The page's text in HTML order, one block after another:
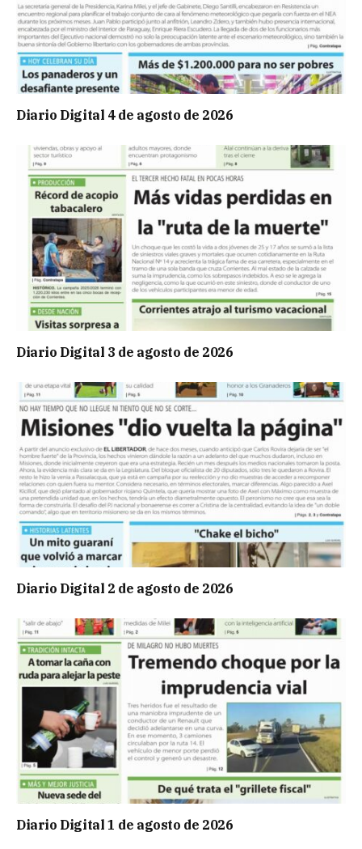
Diario Digital 4 de agosto de 2026
Diario Digital 3 de agosto de 2026
Diario Digital 2 de agosto de 2026
Diario Digital 1 de agosto de 2026